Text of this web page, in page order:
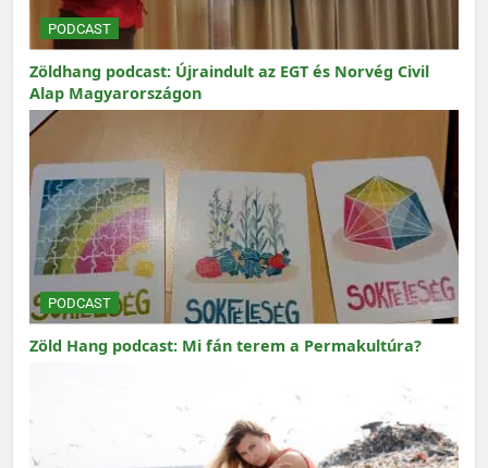
PODCAST
Zöldhang podcast: Újraindult az EGT és Norvég Civil
Alap Magyarországon
PODCAST
Zöld Hang podcast: Mi fán terem a Permakultúra?